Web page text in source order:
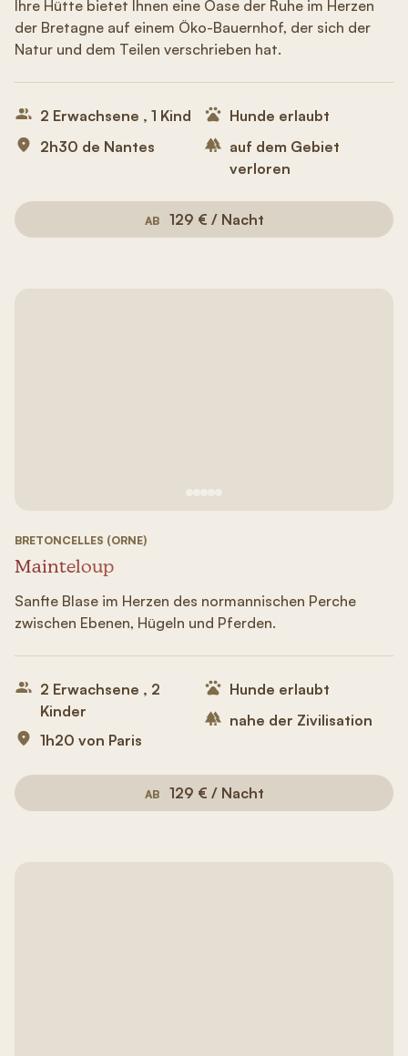
Ihre Hütte bietet Ihnen eine Oase der Ruhe im Herzen
der Bretagne auf einem Öko-Bauernhof, der sich der
Natur und dem Teilen verschrieben hat.
2 Erwachsene , 1 Kind
2h30 de Nantes
Hunde erlaubt
auf dem Gebiet
verloren
AB 129 € / Nacht
BRETONCELLES (ORNE)
Mainteloup
Sanfte Blase im Herzen des normannischen Perche
zwischen Ebenen, Hügeln und Pferden.
2 Erwachsene , 2
Kinder
1h20 von Paris
Hunde erlaubt
nahe der Zivilisation
AB 129 € / Nacht